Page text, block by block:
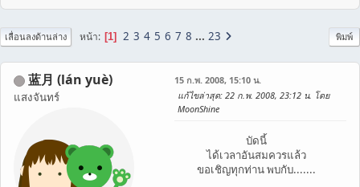
พิมพ์
เลื่อนลงด้านล่าง หน้า 1 2 3 4 5 6 7 8 ... 23
蓝月 (lán yuè)
แสงจันทร์
15 ก.พ. 2008, 15:10 น.
แก้ไขล่าสุด: 22 ก.พ. 2008, 23:12 น. โดย
MoonShine
บัดนี้
ได้เวลาอันสมควรแล้ว
ขอเชิญทุกท่าน พบกับ.......